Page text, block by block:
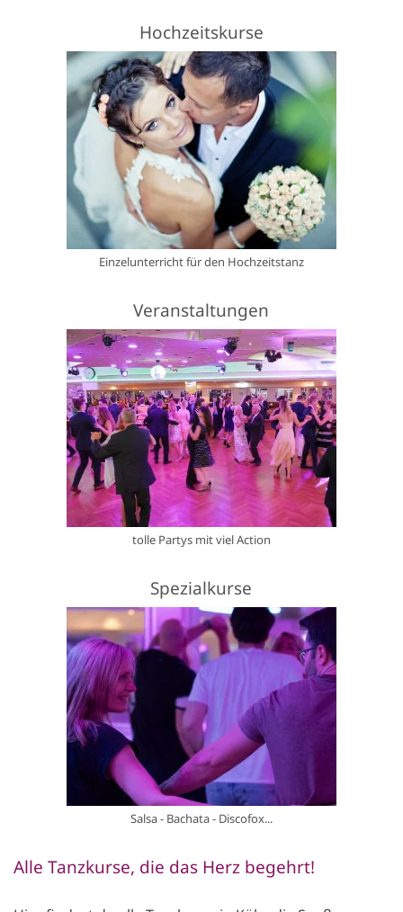
Hochzeitskurse
Einzelunterricht für den Hochzeitstanz
Veranstaltungen
tolle Partys mit viel Action
Spezialkurse
Salsa - Bachata - Discofox...
Alle Tanzkurse, die das Herz begehrt!